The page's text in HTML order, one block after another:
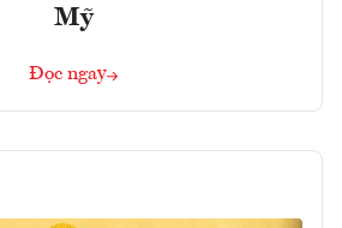
Mỹ
Đọc ngay